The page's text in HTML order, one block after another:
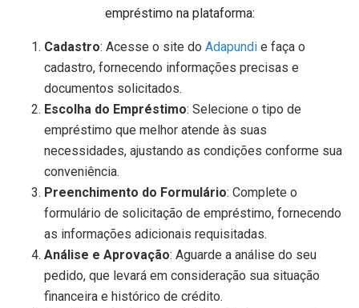
empréstimo na plataforma:
Cadastro: Acesse o site do Adapundi e faça o
cadastro, fornecendo informações precisas e
documentos solicitados.
Escolha do Empréstimo: Selecione o tipo de
empréstimo que melhor atende às suas
necessidades, ajustando as condições conforme sua
conveniência.
Preenchimento do Formulário: Complete o
formulário de solicitação de empréstimo, fornecendo
as informações adicionais requisitadas.
Análise e Aprovação: Aguarde a análise do seu
pedido, que levará em consideração sua situação
financeira e histórico de crédito.